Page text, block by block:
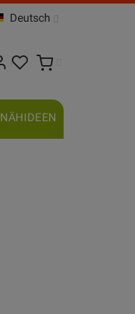
Deutsch
NÄHIDEEN